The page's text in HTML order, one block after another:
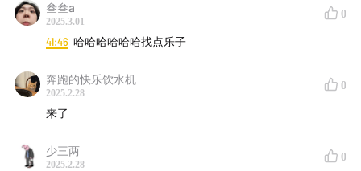
叁叁a
2025.3.01
0
41:46 哈哈哈哈哈哈找点乐子
奔跑的快乐饮水机
2025.2.28
0
来了
少三两
2025.2.28
0